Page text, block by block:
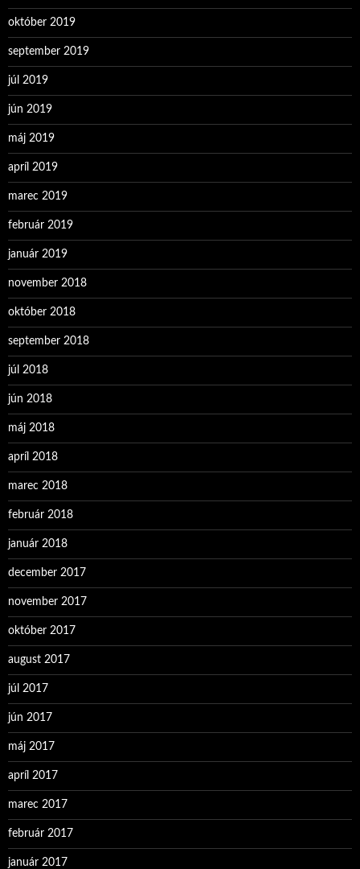
október 2019
september 2019
júl 2019
jún 2019
máj 2019
apríl 2019
marec 2019
február 2019
január 2019
november 2018
október 2018
september 2018
júl 2018
jún 2018
máj 2018
apríl 2018
marec 2018
február 2018
január 2018
december 2017
november 2017
október 2017
august 2017
júl 2017
jún 2017
máj 2017
apríl 2017
marec 2017
február 2017
január 2017